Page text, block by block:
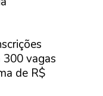
300 vagas
de R$